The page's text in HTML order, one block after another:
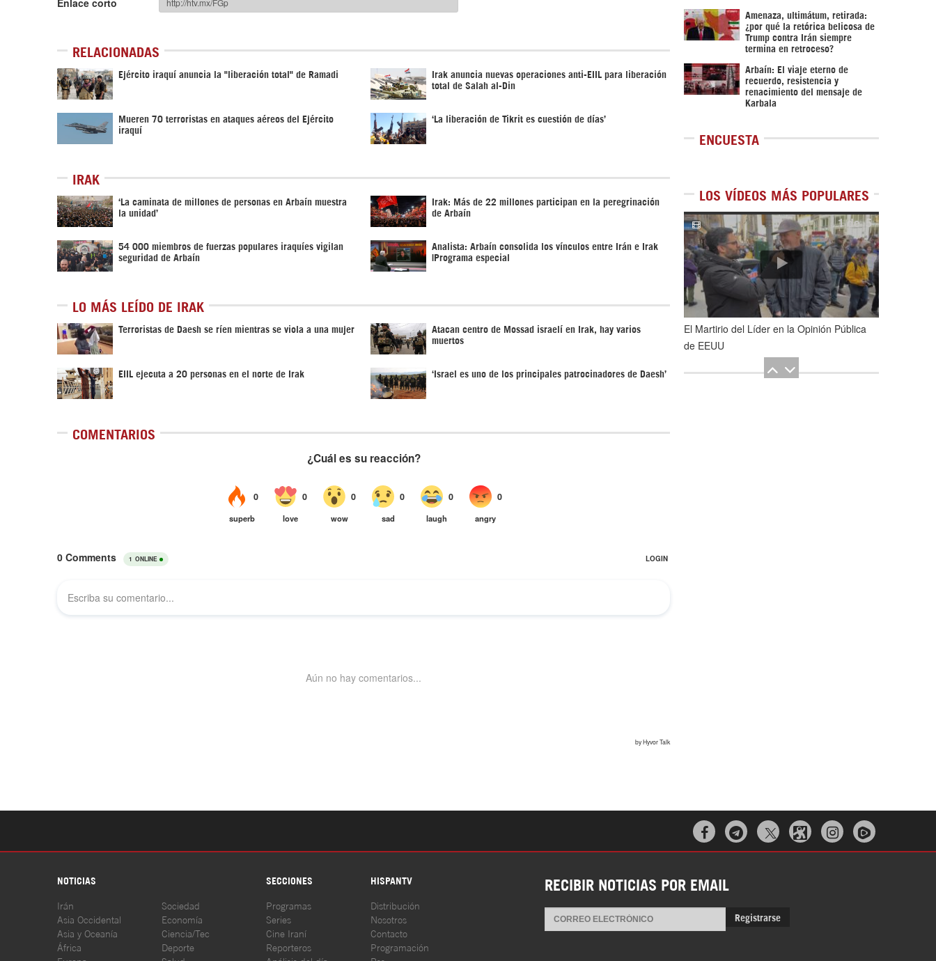
Enlace corto
RELACIONADAS
Ejército iraquí anuncia la "liberación total" de Ramadi Irak anuncia nuevas operaciones anti-EIIL para liberación
total de Salah al-Din
Mueren 70 terroristas en ataques aéreos del Ejército
iraquí
‘La liberación de Tikrit es cuestión de días’
IRAK
‘La caminata de millones de personas en Arbaín muestra
la unidad’
Irak: Más de 22 millones participan en la peregrinación
de Arbaín
54 000 miembros de fuerzas populares iraquíes vigilan
seguridad de Arbaín
Analista: Arbaín consolida los vínculos entre Irán e Irak
|Programa especial
LO MÁS LEÍDO DE IRAK
Terroristas de Daesh se ríen mientras se viola a una mujer Atacan centro de Mossad israelí en Irak, hay varios
muertos
EIIL ejecuta a 20 personas en el norte de Irak ‘Israel es uno de los principales patrocinadores de Daesh’
COMENTARIOS
Amenaza, ultimátum, retirada:
¿por qué la retórica belicosa de
Trump contra Irán siempre
termina en retroceso?
Arbaín: El viaje eterno de
recuerdo, resistencia y
renacimiento del mensaje de
Karbala
ENCUESTA
LOS VÍDEOS MÁS POPULARES
1de5
El Martirio del Líder en la Opinión Pública
de EEUU
Irán pide “tolerancia cero” ante ataques
  
NOTICIAS SECCIONES HISPANTV
Irán
Asia Occidental
Asia y Oceanía
África
Sociedad
Economía
Ciencia/Tec
Deporte
Programas
Series
Cine Iraní
Reporteros
Distribución
Nosotros
Contacto
Programación
RECIBIR NOTICIAS POR EMAIL
Registrarse